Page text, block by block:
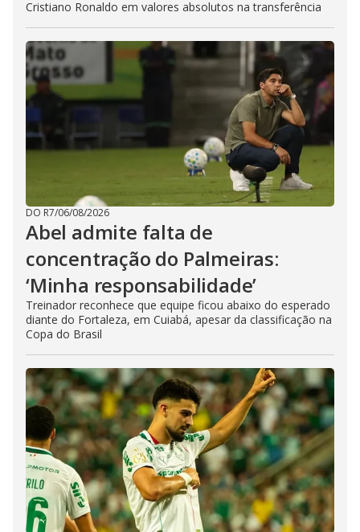
Cristiano Ronaldo em valores absolutos na transferência
DO R7/06/08/2026
Abel admite falta de
concentração do Palmeiras:
‘Minha responsabilidade’
Treinador reconhece que equipe ficou abaixo do esperado
diante do Fortaleza, em Cuiabá, apesar da classificação na
Copa do Brasil